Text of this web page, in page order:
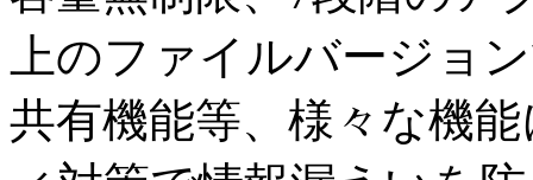
上のファイルバージョ
共有機能等、様々な機